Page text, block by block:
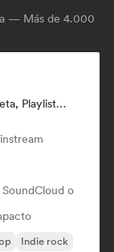
— Más de 4.000
Canal De YouTube/Twitch, Etiqueta, Playlist Curator, Emisoras De Radio
o
Indie rock